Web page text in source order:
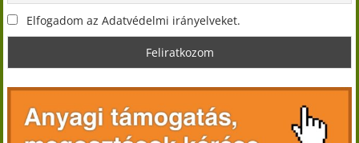
Elfogadom az Adatvédelmi irányelveket.